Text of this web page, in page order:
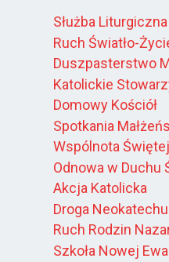
Służba Liturgiczna
Ruch Światło-
Duszpasterstwo
Katolickie
Domowy Kościół
Spotkania
Wspólnota
Odnowa w Duchu
Akcja Katolicka
Droga
Ruch Rodzin
Szkoła Nowej